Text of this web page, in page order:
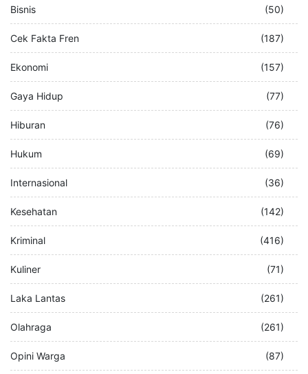
Bisnis (50)
Cek Fakta Fren (187)
Ekonomi (157)
Gaya Hidup (77)
Hiburan (76)
Hukum (69)
Internasional (36)
Kesehatan (142)
Kriminal (416)
Kuliner (71)
Laka Lantas (261)
Olahraga (261)
Opini Warga (87)